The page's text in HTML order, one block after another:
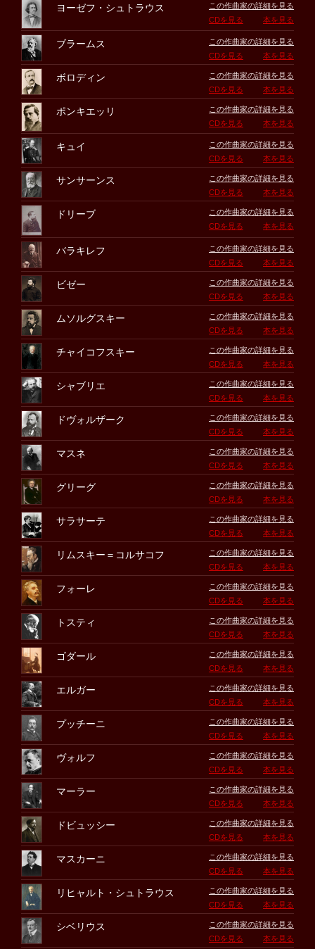
ヨーゼフ・シュトラウス
この作曲家の詳細を見る
CDを見る
本を見る
ブラームス
この作曲家の詳細を見る
CDを見る
本を見る
ボロディン
この作曲家の詳細を見る
CDを見る
本を見る
ポンキエッリ
この作曲家の詳細を見る
CDを見る
本を見る
キュイ
この作曲家の詳細を見る
CDを見る
本を見る
サンサーンス
この作曲家の詳細を見る
CDを見る
本を見る
ドリーブ
この作曲家の詳細を見る
CDを見る
本を見る
バラキレフ
この作曲家の詳細を見る
CDを見る
本を見る
ビゼー
この作曲家の詳細を見る
CDを見る
本を見る
ムソルグスキー
この作曲家の詳細を見る
CDを見る
本を見る
チャイコフスキー
この作曲家の詳細を見る
CDを見る
本を見る
シャブリエ
この作曲家の詳細を見る
CDを見る
本を見る
ドヴォルザーク
この作曲家の詳細を見る
CDを見る
本を見る
マスネ
この作曲家の詳細を見る
CDを見る
本を見る
グリーグ
この作曲家の詳細を見る
CDを見る
本を見る
サラサーテ
この作曲家の詳細を見る
CDを見る
本を見る
リムスキー＝コルサコフ
この作曲家の詳細を見る
CDを見る
本を見る
フォーレ
この作曲家の詳細を見る
CDを見る
本を見る
トスティ
この作曲家の詳細を見る
CDを見る
本を見る
ゴダール
この作曲家の詳細を見る
CDを見る
本を見る
エルガー
この作曲家の詳細を見る
CDを見る
本を見る
プッチーニ
この作曲家の詳細を見る
CDを見る
本を見る
ヴォルフ
この作曲家の詳細を見る
CDを見る
本を見る
マーラー
この作曲家の詳細を見る
CDを見る
本を見る
ドビュッシー
この作曲家の詳細を見る
CDを見る
本を見る
マスカーニ
この作曲家の詳細を見る
CDを見る
本を見る
リヒャルト・シュトラウス
この作曲家の詳細を見る
CDを見る
本を見る
シベリウス
この作曲家の詳細を見る
CDを見る
本を見る